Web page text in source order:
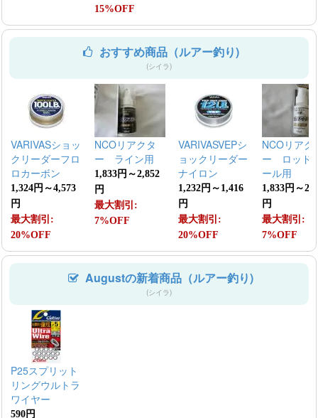
15%OFF
おすすめ商品（ルアー釣り)
(シイラ)
VARIVASショッ
クリーダーフロ
ロカーボン
1,324円～4,573
円
最大割引:
20%OFF
NCOリアクタ
ー ライン用
1,833円～2,852
円
最大割引:
7%OFF
VARIVASVEPシ
ョックリーダー
ナイロン
1,232円～1,416
円
最大割引:
20%OFF
NCOリアク
ー ロッド
ール用
1,833円～
円
最大割引:
7%OFF
Augustの新着商品（ルアー釣り)
(シイラ)
P25スプリット
リングウルトラ
ワイヤー
590円